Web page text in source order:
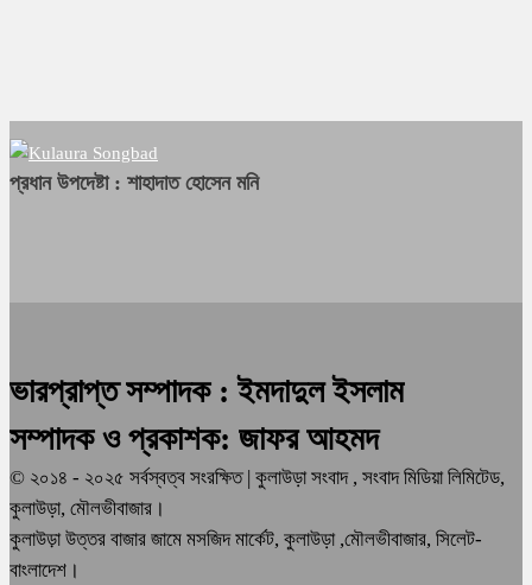
প্রধান উপদেষ্টা : শাহাদাত হোসেন মনি
ভারপ্রাপ্ত সম্পাদক : ইমদাদুল ইসলাম
সম্পাদক ও প্রকাশক: জাফর আহমদ
© ২০১৪ - ২০২৫ সর্বস্বত্ব সংরক্ষিত | কুলাউড়া সংবাদ , সংবাদ মিডিয়া লিমিটেড,
কুলাউড়া, মৌলভীবাজার।
কুলাউড়া উত্তর বাজার জামে মসজিদ মার্কেট, কুলাউড়া ,মৌলভীবাজার, সিলেট-
বাংলাদেশ।